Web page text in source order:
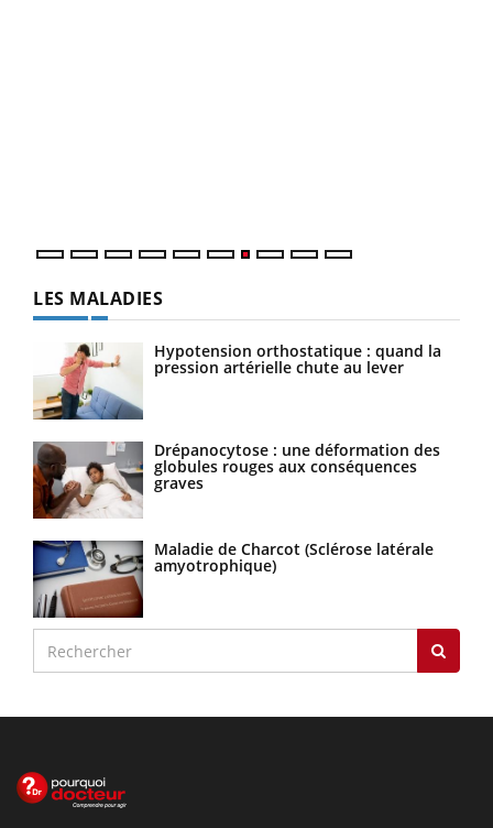
LES MALADIES
Hypotension orthostatique : quand la
pression artérielle chute au lever
Drépanocytose : une déformation des
globules rouges aux conséquences
graves
Maladie de Charcot (Sclérose latérale
amyotrophique)